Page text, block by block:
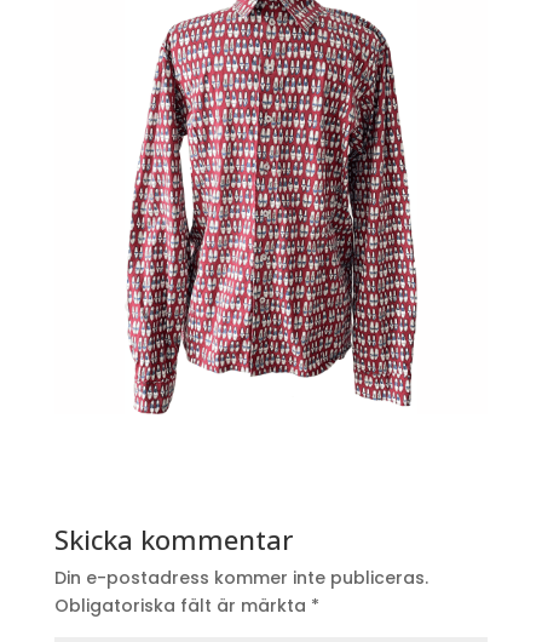
Skicka kommentar
Din e-postadress kommer inte publiceras.
Obligatoriska fält är märkta *